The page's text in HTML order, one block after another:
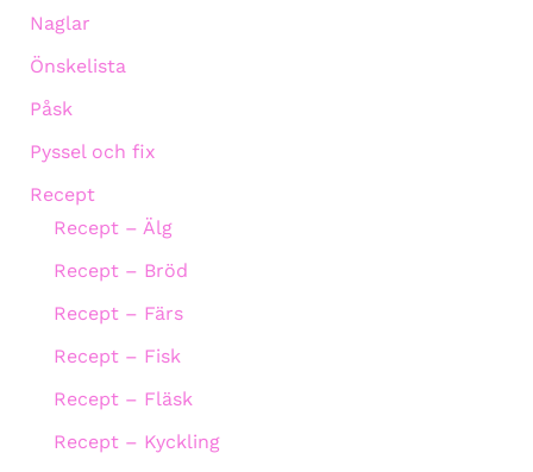
Naglar
Önskelista
Påsk
Pyssel och fix
Recept
Recept – Älg
Recept – Bröd
Recept – Färs
Recept – Fisk
Recept – Fläsk
Recept – Kyckling